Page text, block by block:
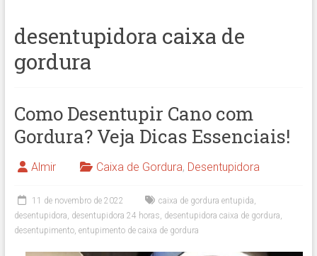
desentupidora caixa de
gordura
Como Desentupir Cano com
Gordura? Veja Dicas Essenciais!
Almir Caixa de Gordura, Desentupidora
11 de novembro de 2022 caixa de gordura entupida,
desentupidora, desentupidora 24 horas, desentupidora caixa de gordura,
desentupimento, entupimento de caixa de gordura